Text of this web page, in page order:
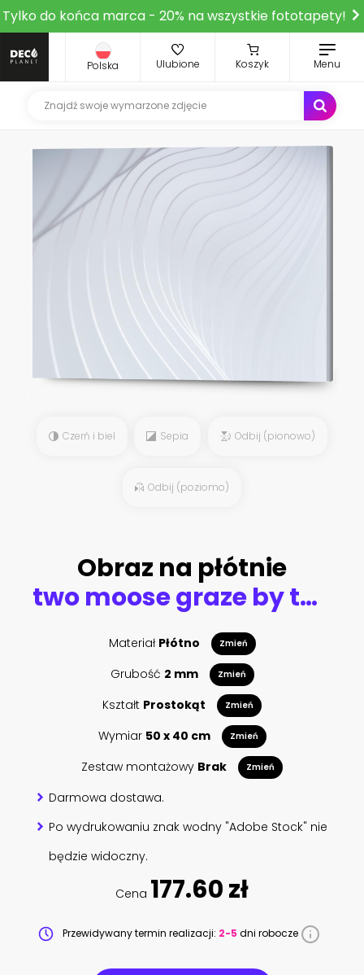
Tylko do końca marca - 20% na wszystkie fototapety!
Polska Ulubione Koszyk Menu
Czerń i biel Sepia Odbij (pionowo)
Odbij (poziomo)
Obraz na płótnie
two moose graze by the river in the forest at sunrise vector illustration EPS10
Materiał Płótno Zmień
Grubość 2 mm Zmień
Kształt Prostokąt Zmień
Wymiar 50 x 40 cm Zmień
Zestaw montażowy Brak Zmień
Darmowa dostawa.
Po wydrukowaniu znak wodny "Adobe Stock" nie
będzie widoczny.
Cena 177.60 zł
Przewidywany termin realizacji: 2-5 dni robocze